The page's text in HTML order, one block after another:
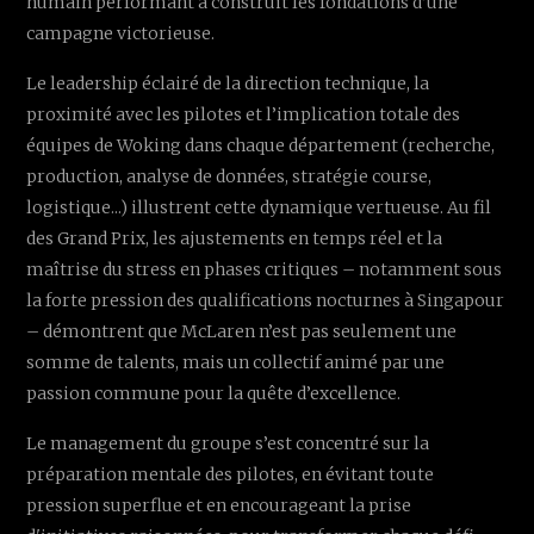
campagne victorieuse.
Le leadership éclairé de la direction technique, la
proximité avec les pilotes et l’implication totale des
équipes de Woking dans chaque département (recherche,
production, analyse de données, stratégie course,
logistique...) illustrent cette dynamique vertueuse. Au fil
des Grand Prix, les ajustements en temps réel et la
maîtrise du stress en phases critiques – notamment sous
la forte pression des qualifications nocturnes à Singapour
– démontrent que McLaren n’est pas seulement une
somme de talents, mais un collectif animé par une
passion commune pour la quête d’excellence.
Le management du groupe s’est concentré sur la
préparation mentale des pilotes, en évitant toute
pression superflue et en encourageant la prise